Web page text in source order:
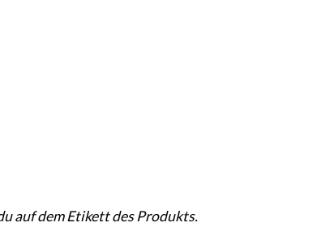
auf dem Etikett des Produkts.